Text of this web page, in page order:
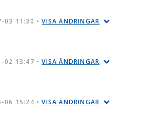
03 11:30 •VISA ÄNDRINGAR
02 13:47 •VISA ÄNDRINGAR
06 15:24 •VISA ÄNDRINGAR